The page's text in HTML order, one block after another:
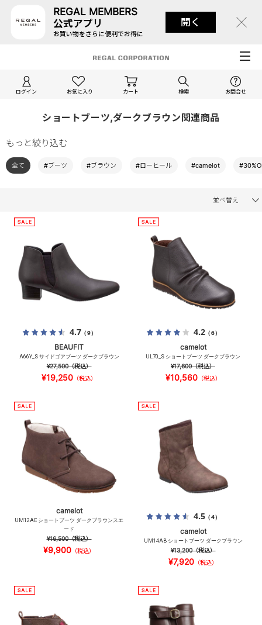
REGAL MEMBERS
公式アプリ
お買い物をさらに便利でお得に
開く
ログイン お気に入り カート 検索 お問合せ
ショートブーツ,ダークブラウン関連商品
もっと絞り込む
全て #ブーツ #ブラウン #ローヒール #camelot
並べ替え
4.7（9）
BEAUFIT
A66Y_S サイドゴアブーツ ダークブラウン
¥27,500（税込）
¥19,250 （税込）
4.2（6）
camelot
UL70_S ショートブーツ ダークブラウン
¥17,600（税込）
¥10,560（税込）
camelot
UM12AE ショートブーツ ダークブラウンスエ
ード
¥16,500（税込）
¥9,900 （税込）
4.5（4）
camelot
UM14AB ショートブーツ ダークブラウン
¥13,200（税込）
¥7,920 （税込）